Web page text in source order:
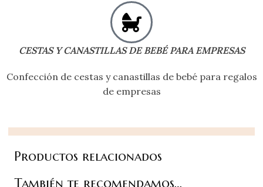
CESTAS Y CANASTILLAS DE BEBÉ PARA EMPRESAS
Confección de cestas y canastillas de bebé para regalos
de empresas
Productos relacionados
También te recomendamos…